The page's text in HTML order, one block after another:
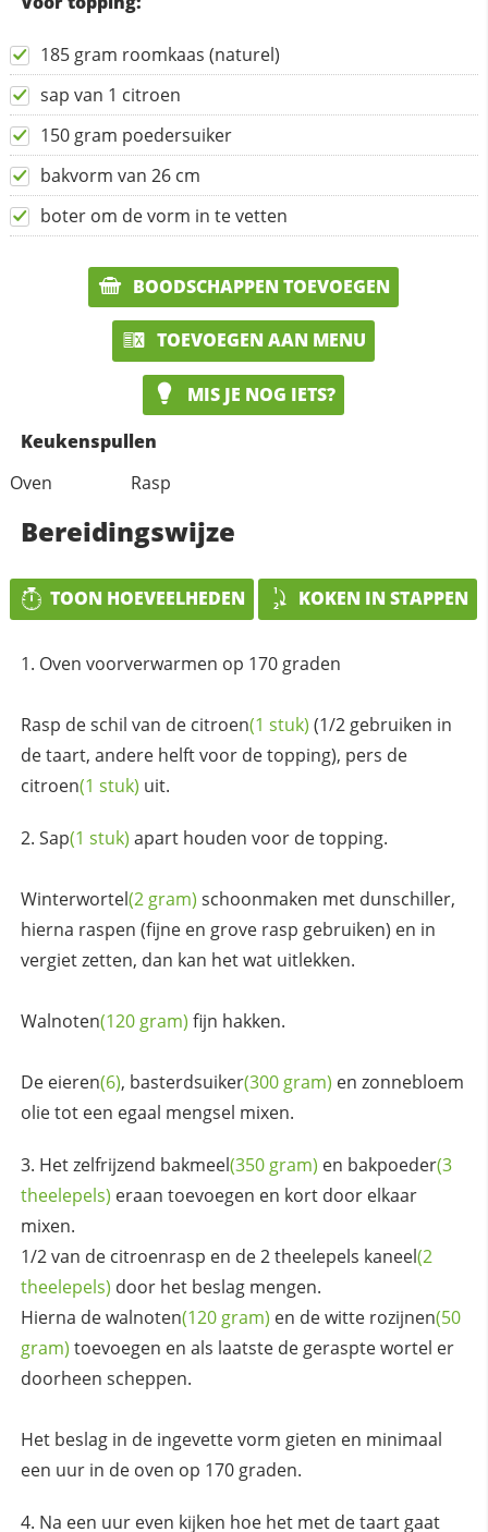
185 gram roomkaas (naturel)
sap van 1 citroen
150 gram poedersuiker
bakvorm van 26 cm
boter om de vorm in te vetten
BOODSCHAPPEN TOEVOEGEN
TOEVOEGEN AAN MENU
MIS JE NOG IETS?
Keukenspullen
Oven
Rasp
Bereidingswijze
TOON HOEVEELHEDEN KOKEN IN STAPPEN
Oven voorverwarmen op 170 graden
Rasp de schil van de citroen(1 stuk) (1/2 gebruiken in
de taart, andere helft voor de topping), pers de
citroen(1 stuk) uit.
Sap(1 stuk) apart houden voor de topping.
Winterwortel(2 gram) schoonmaken met dunschiller,
hierna raspen (fijne en grove rasp gebruiken) en in
vergiet zetten, dan kan het wat uitlekken.
Walnoten(120 gram) fijn hakken.
De eieren(6), basterdsuiker(300 gram) en zonnebloem
olie tot een egaal mengsel mixen.
Het zelfrijzend bakmeel(350 gram) en bakpoeder(3
theelepels) eraan toevoegen en kort door elkaar
mixen.
1/2 van de citroenrasp en de 2 theelepels kaneel(2
theelepels) door het beslag mengen.
Hierna dewalnoten(120 gram) en de witte rozijnen(50
gram) toevoegen en als laatste de geraspte wortel er
doorheen scheppen.
Het beslag in de ingevette vorm gieten en minimaal
een uur in de oven op 170 graden.
Na een uur even kijken hoe het met de taart gaat